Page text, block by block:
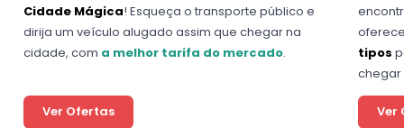
Cidade Mágica! Esqueça o transporte público e
dirija um veículo alugado assim que chegar na
cidade, com a melhor tarifa do mercado.
Ver Ofertas
tipos
chegar
Ver